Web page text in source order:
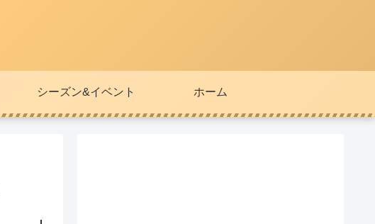
シーズン&イベント ホーム